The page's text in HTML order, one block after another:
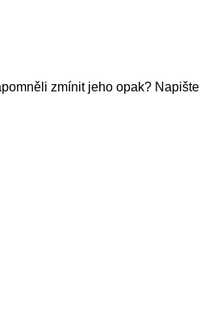
zmínit jeho opak? Napište